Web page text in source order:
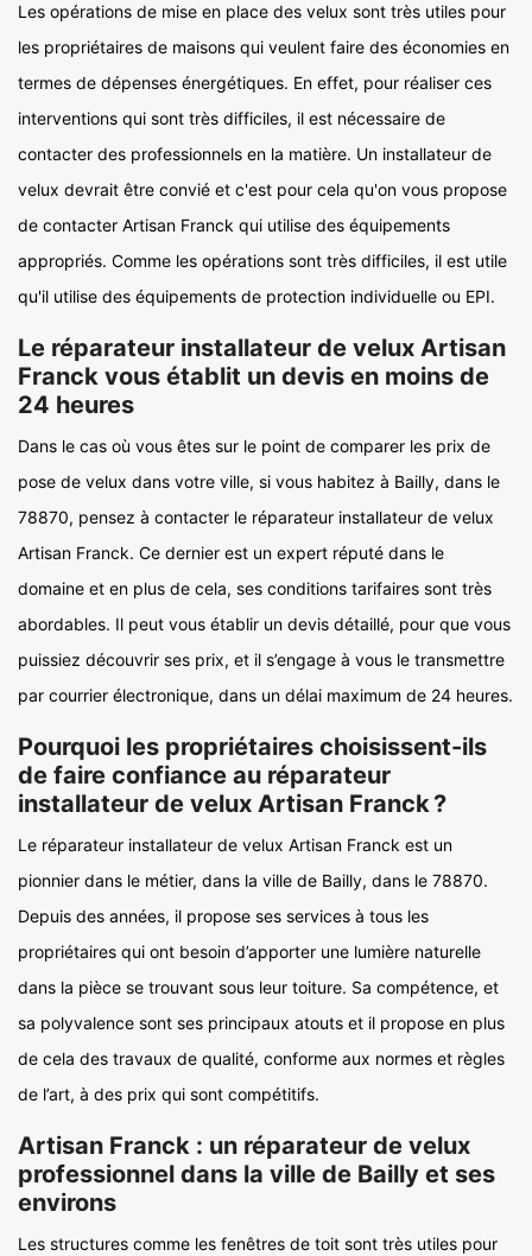
Les opérations de mise en place des velux sont très utiles pour
les propriétaires de maisons qui veulent faire des économies en
termes de dépenses énergétiques. En effet, pour réaliser ces
interventions qui sont très difficiles, il est nécessaire de
contacter des professionnels en la matière. Un installateur de
velux devrait être convié et c'est pour cela qu'on vous propose
de contacter Artisan Franck qui utilise des équipements
appropriés. Comme les opérations sont très difficiles, il est utile
qu'il utilise des équipements de protection individuelle ou EPI.
Le réparateur installateur de velux Artisan
Franck vous établit un devis en moins de
24 heures
Dans le cas où vous êtes sur le point de comparer les prix de
pose de velux dans votre ville, si vous habitez à Bailly, dans le
78870, pensez à contacter le réparateur installateur de velux
Artisan Franck. Ce dernier est un expert réputé dans le
domaine et en plus de cela, ses conditions tarifaires sont très
abordables. Il peut vous établir un devis détaillé, pour que vous
puissiez découvrir ses prix, et il s’engage à vous le transmettre
par courrier électronique, dans un délai maximum de 24 heures.
Pourquoi les propriétaires choisissent-ils
de faire confiance au réparateur
installateur de velux Artisan Franck ?
Le réparateur installateur de velux Artisan Franck est un
pionnier dans le métier, dans la ville de Bailly, dans le 78870.
Depuis des années, il propose ses services à tous les
propriétaires qui ont besoin d’apporter une lumière naturelle
dans la pièce se trouvant sous leur toiture. Sa compétence, et
sa polyvalence sont ses principaux atouts et il propose en plus
de cela des travaux de qualité, conforme aux normes et règles
de l’art, à des prix qui sont compétitifs.
Artisan Franck : un réparateur de velux
professionnel dans la ville de Bailly et ses
environs
Les structures comme les fenêtres de toit sont très utiles pour